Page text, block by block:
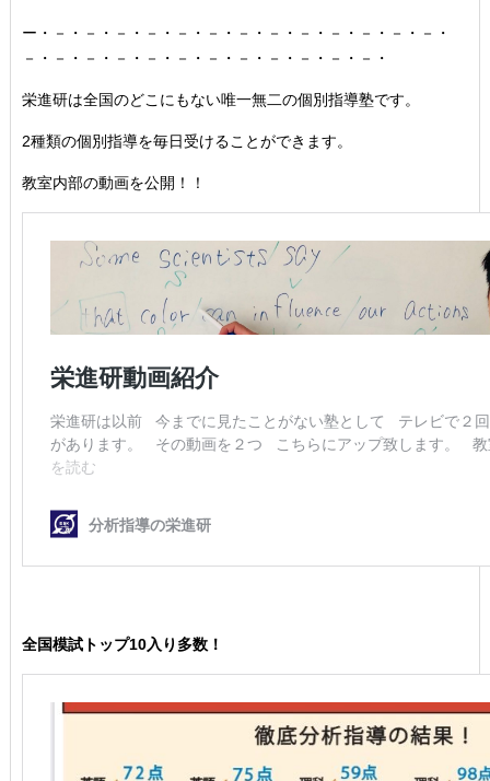
ー・－・－・－・－・－・－・－・－・－・－・－・－・－・
－・－・－・－・－・－・－・－・－・－・－・－・
栄進研は全国のどこにもない唯一無二の個別指導塾です。
2種類の個別指導を毎日受けることができます。
教室内部の動画を公開！！
全国模試トップ10入り多数！